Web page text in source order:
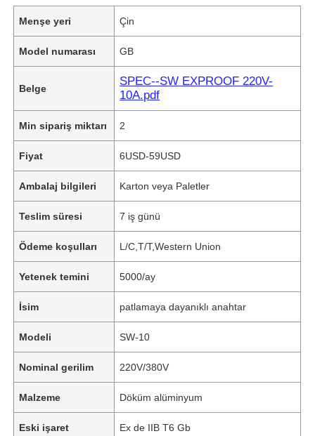
Menşe yeri Çin
Model numarası GB
Belge
SPEC--SW EXPROOF 220V-
10A.pdf
Min sipariş miktarı 2
Fiyat 6USD-59USD
Ambalaj bilgileri Karton veya Paletler
Teslim süresi 7 iş günü
Ödeme koşulları L/C,T/T,Western Union
Yetenek temini 5000/ay
İsim patlamaya dayanıklı anahtar
Modeli SW-10
Nominal gerilim 220V/380V
Malzeme Döküm alüminyum
Eski işaret Ex de IIB T6 Gb